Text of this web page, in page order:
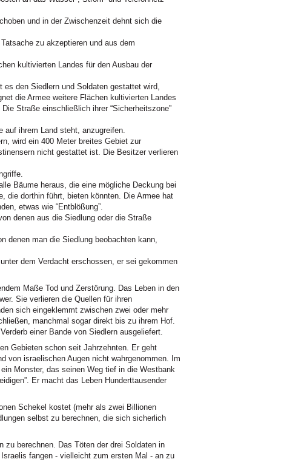
und in der Zwischenzeit dehnt sich die
zu akzeptieren und aus dem
kultivierten Landes für den Ausbau der
den Siedlern und Soldaten gestattet wird,
die Armee weitere Flächen kultivierten Landes
Straße einschließlich ihrer “Sicherheitszone”
auf ihrem Land steht, anzugreifen.
wird ein 400 Meter breites Gebiet zur
nicht gestattet ist. Die Besitzer verlieren
Bäume heraus, die eine mögliche Deckung bei
die dorthin führt, bieten könnten. Die Armee hat
etwas wie “Entblößung”.
denen aus die Siedlung oder die Straße
denen man die Siedlung beobachten kann,
dem Verdacht erschossen, er sei gekommen
Maße Tod und Zerstörung. Das Leben in den
Sie verlieren die Quellen für ihren
sich eingeklemmt zwischen zwei oder mehr
manchmal sogar direkt bis zu ihrem Hof.
einer Bande von Siedlern ausgeliefert.
Gebieten schon seit Jahrzehnten. Er geht
von israelischen Augen nicht wahrgenommen. Im
Monster, das seinen Weg tief in die Westbank
Er macht das Leben Hunderttausender
Schekel kostet (mehr als zwei Billionen
selbst zu berechnen, die sich sicherlich
zu berechnen. Das Töten der drei Soldaten in
fangen - vielleicht zum ersten Mal - an zu